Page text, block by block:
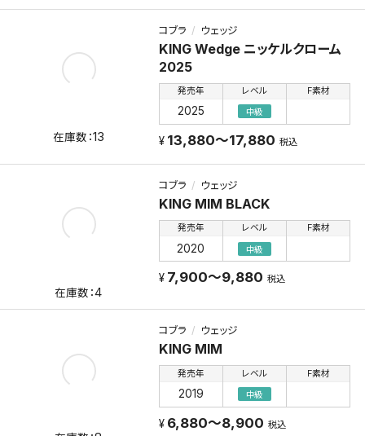
コブラ ウェッジ
KING Wedge ニッケルクローム
2025
発売年
2025
レベル
中級
F素材
13 13,880～17,880 税込
コブラ ウェッジ
KING MIM BLACK
発売年
2020
レベル
中級
F素材
4
7,900～9,880 税込
コブラ ウェッジ
KING MIM
発売年
2019
レベル
中級
F素材
6,880～8,900 税込